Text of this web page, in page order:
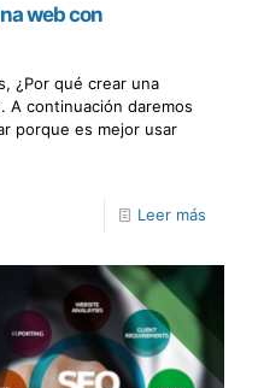
web con
¿Por qué crear una
A continuación daremos
porque es mejor usar
Leer más